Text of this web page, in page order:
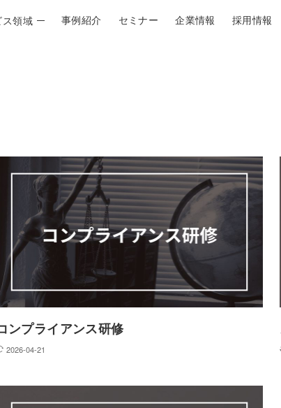
事例紹介 セミナー 企業情報 採用情報
領域
３６０度評価システム
適性診断（PET-II）
適性診断（PET-p）
ンプライアンス研修
2026-04-21